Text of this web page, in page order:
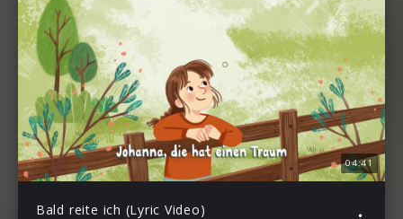
04:41
Bald reite ich (Lyric Video)